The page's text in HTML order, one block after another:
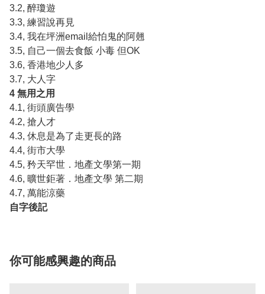
3.2, 醉瓊遊
3.3, 練習說再見
3.4, 我在坪洲email 給怕鬼的阿翹
3.5, 自己一個去食飯 小毒 但OK
3.6, 香港地少人多
3.7, 大人字
4 無用之用
4.1, 街頭廣告學
4.2, 搶人才
4.3, 休息是為了走更長的路
4.4, 街市大學
4.5, 矜天罕世．地產文學第一期
4.6, 曠世鉅著．地產文學 第二期
4.7, 萬能涼藥
自字後記
你可能感興趣的商品